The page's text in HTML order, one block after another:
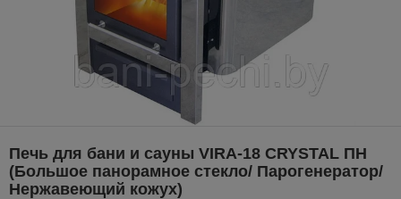
Печь для бани и сауны VIRA-18 CRYSTAL ПН
(Большое панорамное стекло/ Парогенератор/
Нержавеющий кожух)